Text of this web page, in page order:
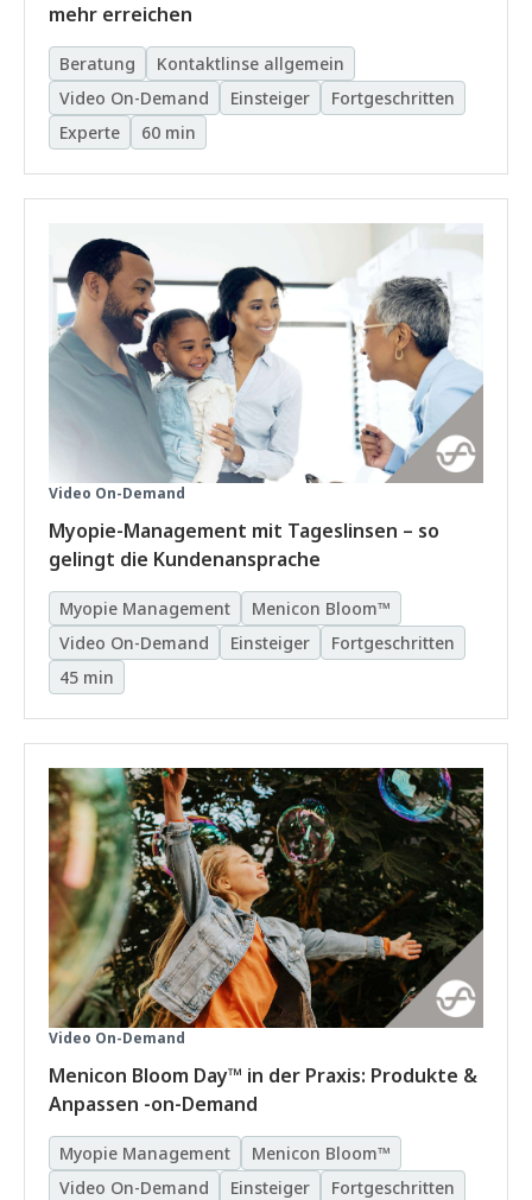
mehr erreichen
Beratung
Kontaktlinse allgemein
Video On-Demand
Einsteiger
Fortgeschritten
Experte
60 min
Video On-Demand
Myopie-Management mit Tageslinsen – so
gelingt die Kundenansprache
Myopie Management
Menicon Bloom™
Video On-Demand
Einsteiger
Fortgeschritten
45 min
Video On-Demand
Menicon Bloom Day™ in der Praxis: Produkte &
Anpassen -on-Demand
Myopie Management
Menicon Bloom™
Video On-Demand
Einsteiger
Fortgeschritten